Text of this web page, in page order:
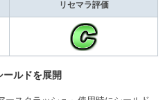
リセマラ評価
ルドを展開